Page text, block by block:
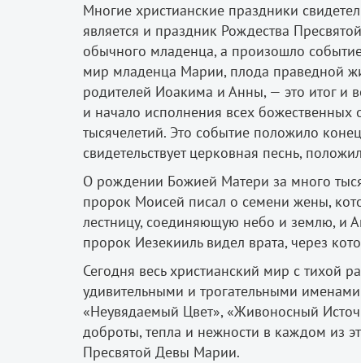
Многие христианские праздники
является и праздник Рождества
обычного младенца, а произошло
мир младенца Марии, плода праведной
родителей Иоакима и Анны, — это итог и
и начало исполнения всех
тысячелетий. Это событие положило
свидетельствует церковная песнь,
О рождении Божией Матери за много
пророк Моисей писал о семени жены,
лестницу, соединяющую небо и землю, и
пророк Иезекииль видел врата, через
Сегодня весь христианский мир с тихой
удивительными и трогательными
«Неувядаемый Цвет», «Живоносный
доброты, тепла и нежности в каждом из
Пресвятой Девы Марии.